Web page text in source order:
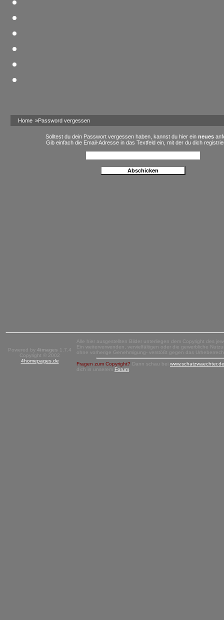
Home »Password vergessen
Solltest du dein Passwort vergessen haben, kannst du hier ein neues
Gib einfach die Email-Adresse in das Textfeld ein, mit der du dich
Powered by 4images 1.7.4
Copyright © 2002
4homepages.de
Alle hier ausgestellten Bilder unterliegen dem Copyright des
Ein weiterverwenden, vervielfältigen oder die gewerbliche
ohne vorherige Genehmigung- verstößt gegen das
Fragen zum Copyright? Dann schau bei www.schatzwaechter.de
dich in unserem Forum